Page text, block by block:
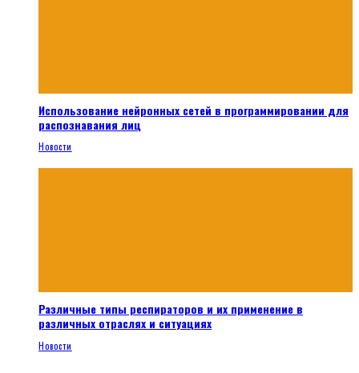
Использование нейронных сетей в программировании для
распознавания лиц
Новости
Различные типы респираторов и их применение в
различных отраслях и ситуациях
Новости